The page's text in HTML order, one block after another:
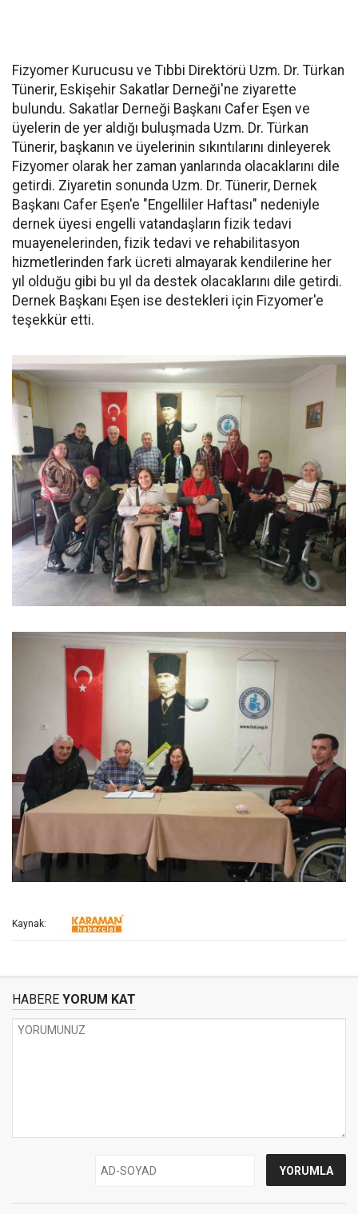
Fizyomer Kurucusu ve Tıbbi Direktörü Uzm. Dr. Türkan
Tünerir, Eskişehir Sakatlar Derneği'ne ziyarette
bulundu. Sakatlar Derneği Başkanı Cafer Eşen ve
üyelerin de yer aldığı buluşmada Uzm. Dr. Türkan
Tünerir, başkanın ve üyelerinin sıkıntılarını dinleyerek
Fizyomer olarak her zaman yanlarında olacaklarını dile
getirdi. Ziyaretin sonunda Uzm. Dr. Tünerir, Dernek
Başkanı Cafer Eşen'e "Engelliler Haftası" nedeniyle
dernek üyesi engelli vatandaşların fizik tedavi
muayenelerinden, fizik tedavi ve rehabilitasyon
hizmetlerinden fark ücreti almayarak kendilerine her
yıl olduğu gibi bu yıl da destek olacaklarını dile getirdi.
Dernek Başkanı Eşen ise destekleri için Fizyomer'e
teşekkür etti.
Kaynak:
HABERE YORUM KAT